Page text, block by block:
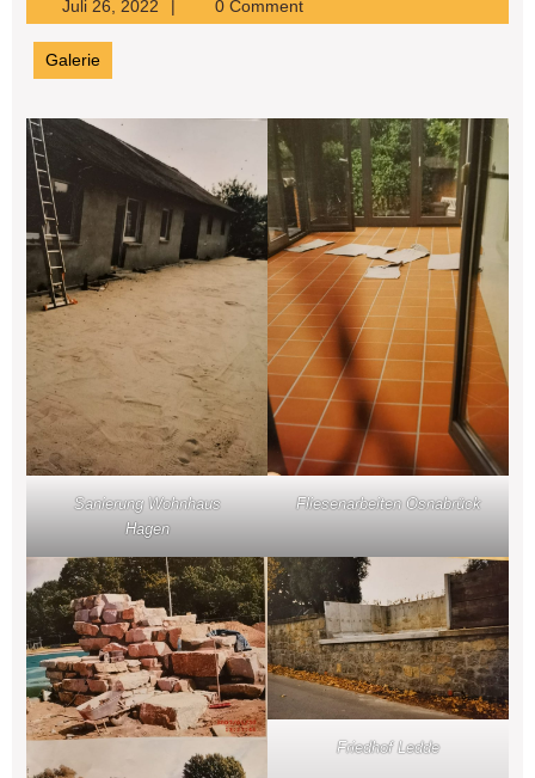
Juli 26, 2022Juli
26,
0 Comment
Galerie
Sanierung Wohnhaus
Hagen
Fliesenarbeiten Osnabrück
Friedhof Ledde